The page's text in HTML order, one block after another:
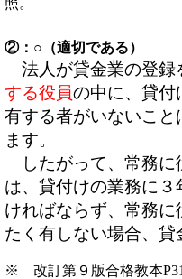
照。
②：○（適切である）
法人が貸金業の登録
する役員の中に、貸付
有する者がいないこと
ます。
したがって、常務に
は、貸付けの業務に
ければならず、常務
たく有しない場合、貸
※ 改訂第９版合格教本